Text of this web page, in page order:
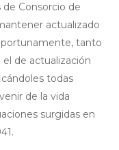
Consorcio de
actualizado
tanto
de actualización
todas
de la vida
surgidas en